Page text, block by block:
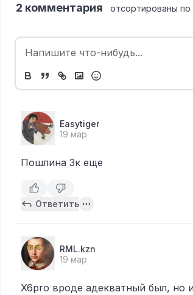
2 комментария отсортированы по
Easytiger
19 мар
Пошлина 3к еще
Ответить
RML.kzn
19 мар
X6pro вроде адекватный был, но